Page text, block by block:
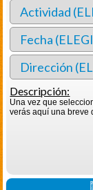
Descripción:
Una vez que
verás aquí una breve